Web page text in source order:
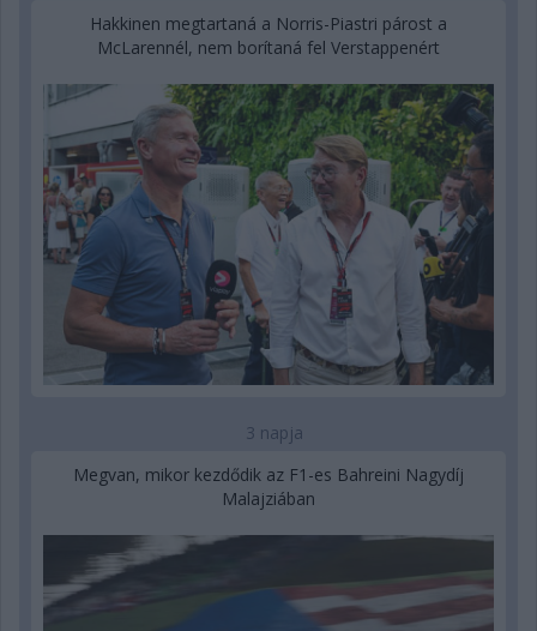
Hakkinen megtartaná a Norris-Piastri párost a
McLarennél, nem borítaná fel Verstappenért
3 napja
Megvan, mikor kezdődik az F1-es Bahreini Nagydíj
Malajziában